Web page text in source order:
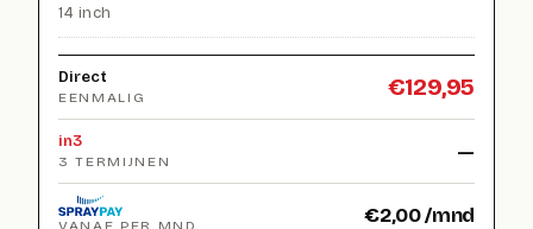
14 inch
Direct
EENMALIG €129,95
in3
3 TERMIJNEN —
€2,00/mnd